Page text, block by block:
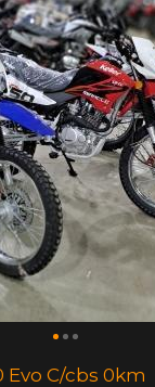
Evo C/cbs 0km